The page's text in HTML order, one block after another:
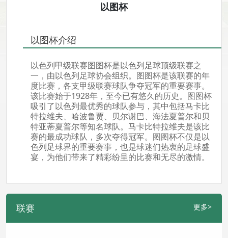
以图杯
以图杯介绍
以色列甲级联赛图图杯是以色列足球顶级联赛之
一，由以色列足球协会组织。图图杯是该联赛的年
度比赛，各支甲级联赛球队争夺冠军的重要赛事。
该比赛始于1928年，至今已有悠久的历史。图图杯
吸引了以色列最优秀的球队参与，其中包括马卡比
特拉维夫、哈波鲁贾、贝尔谢巴、海法夏普尔和贝
特亚蒂夏普尔等知名球队。马卡比特拉维夫是该比
赛的最成功球队，多次夺得冠军。图图杯不仅是以
色列足球界的重要赛事，也是球迷们热衷的足球盛
宴，为他们带来了精彩纷呈的比赛和无尽的激情。
联赛 更多>